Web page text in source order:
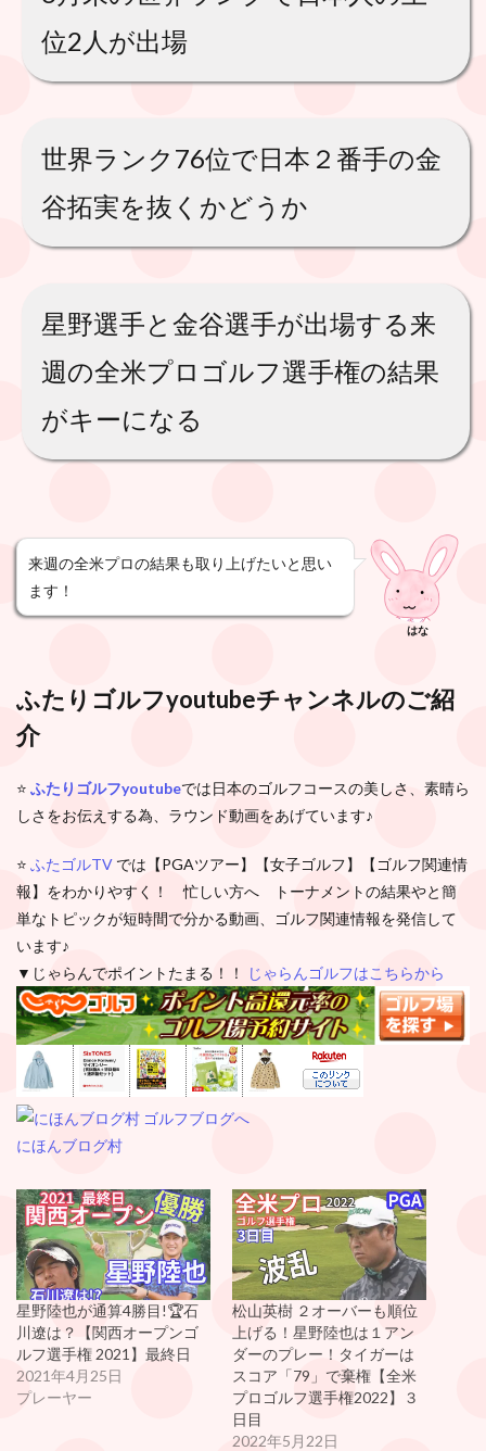
位2人が出場
世界ランク76位で日本２番手の金
谷拓実を抜くかどうか
星野選手と金谷選手が出場する来
週の全米プロゴルフ選手権の結果
がキーになる
来週の全米プロの結果も取り上げたいと思い
ます！
はな
ふたりゴルフyoutubeチャンネルのご紹
介
⭐️ ふたりゴルフyoutubeでは日本のゴルフコースの美しさ、素晴ら
しさをお伝えする為、ラウンド動画をあげています♪
⭐️ ふたゴルTV では【PGAツアー】【女子ゴルフ】【ゴルフ関連情
報】をわかりやすく！ 忙しい方へ トーナメントの結果やと簡
単なトピックが短時間で分かる動画、ゴルフ関連情報を発信して
います♪
▼じゃらんでポイントたまる！！
じゃらんゴルフはこちらから
にほんブログ村
星野陸也が通算4勝目!🏆石
川遼は？【関西オープンゴ
ルフ選手権 2021】最終日
2021年4月25日
プレーヤー
松山英樹 ２オーバーも順位
上げる！星野陸也は１アン
ダーのプレー！タイガーは
スコア「79」で棄権【全米
プロゴルフ選手権2022】３
日目
2022年5月22日